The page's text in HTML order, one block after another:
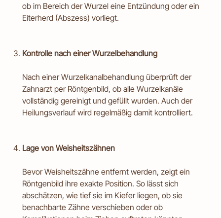
ob im Bereich der Wurzel eine Entzündung oder ein
Eiterherd (Abszess) vorliegt.
Kontrolle nach einer Wurzelbehandlung
Nach einer Wurzelkanalbehandlung überprüft der
Zahnarzt per Röntgenbild, ob alle Wurzelkanäle
vollständig gereinigt und gefüllt wurden. Auch der
Heilungsverlauf wird regelmäßig damit kontrolliert.
Lage von Weisheitszähnen
Bevor Weisheitszähne entfernt werden, zeigt ein
Röntgenbild ihre exakte Position. So lässt sich
abschätzen, wie tief sie im Kiefer liegen, ob sie
benachbarte Zähne verschieben oder ob